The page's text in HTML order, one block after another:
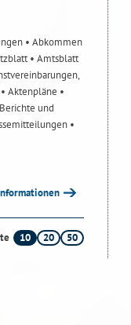
• Abkommen
• Amtsblatt
• Aktenpläne •
und
•
10 20 50